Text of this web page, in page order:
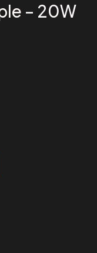
– 20W